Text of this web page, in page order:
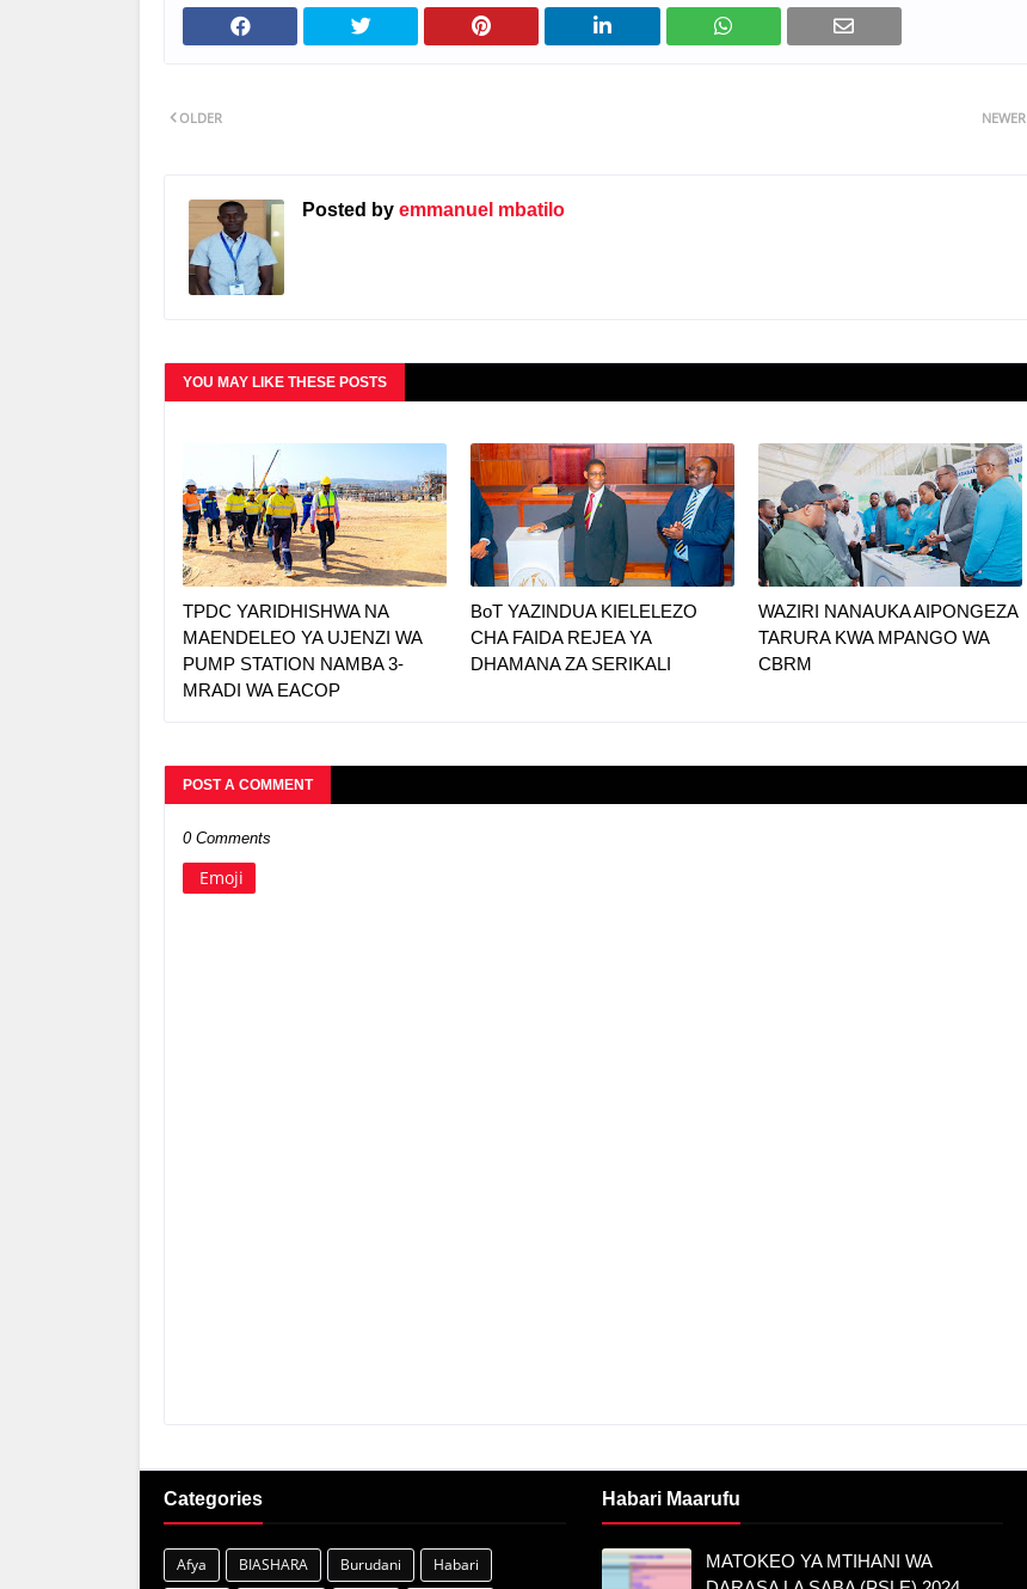
NEWER
OLDER
Posted by emmanuel mbatilo
YOU MAY LIKE THESE POSTS
TPDC YARIDHISHWA NA
MAENDELEO YA UJENZI WA
PUMP STATION NAMBA 3-
MRADI WA EACOP
BoT YAZINDUA KIELELEZO
CHA FAIDA REJEA YA
DHAMANA ZA SERIKALI
WAZIRI NANAUKA AIPONGEZA
TARURA KWA MPANGO WA
CBRM
POST A COMMENT
0 Comments
Emoji
Categories
Afya BIASHARA Burudani Habari
Habari Maarufu
MATOKEO YA MTIHANI WA